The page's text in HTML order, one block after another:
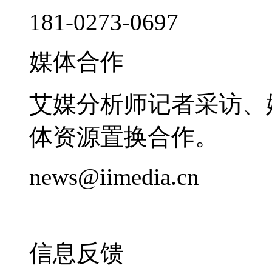
181-0273-0697
媒体合作
艾媒分析师记者采访
体资源置换合作。
news@iimedia.cn
信息反馈